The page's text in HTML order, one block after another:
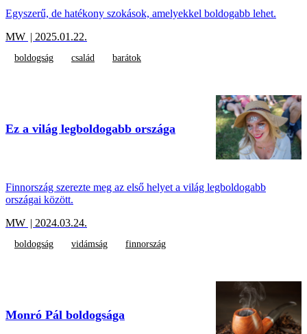
Egyszerű, de hatékony szokások, amelyekkel boldogabb lehet.
MW | 2025.01.22.
boldogság család barátok
Ez a világ legboldogabb országa
Finnország szerezte meg az első helyet a világ legboldogabb
országai között.
MW | 2024.03.24.
boldogság vidámság finnország
Monró Pál boldogsága